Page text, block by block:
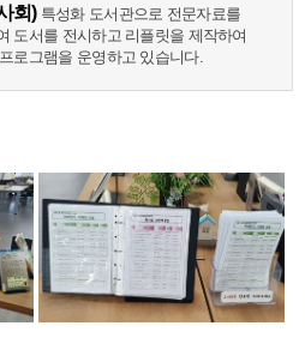
회)특성화 도서관으로 전문자료를
도서를 전시하고 리플릿을 제작하여
로그램을 운영하고 있습니다.